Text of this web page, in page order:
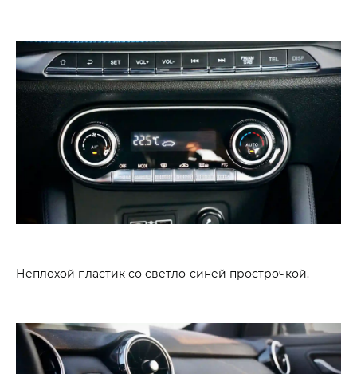
Неплохой пластик со светло-синей прострочкой.